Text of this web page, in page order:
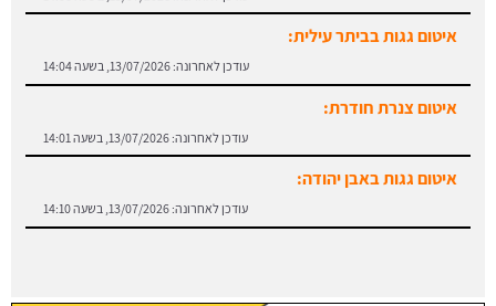
איטום גגות בביתר עילית:
עודכן לאחרונה: 13/07/2026, בשעה 14:04
איטום צנרת חודרת:
עודכן לאחרונה: 13/07/2026, בשעה 14:01
איטום גגות באבן יהודה:
עודכן לאחרונה: 13/07/2026, בשעה 14:10